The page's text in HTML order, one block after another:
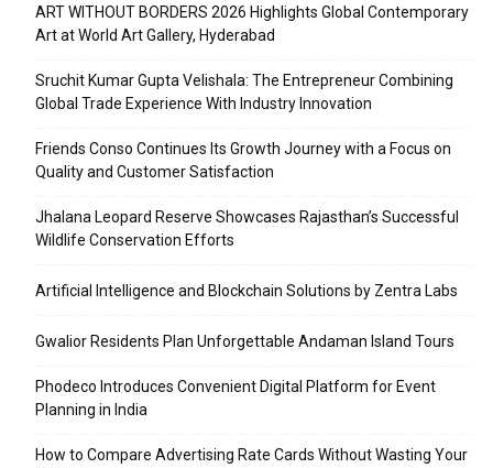
ART WITHOUT BORDERS 2026 Highlights Global Contemporary
Art at World Art Gallery, Hyderabad
Sruchit Kumar Gupta Velishala: The Entrepreneur Combining
Global Trade Experience With Industry Innovation
Friends Conso Continues Its Growth Journey with a Focus on
Quality and Customer Satisfaction
Jhalana Leopard Reserve Showcases Rajasthan’s Successful
Wildlife Conservation Efforts
Artificial Intelligence and Blockchain Solutions by Zentra Labs
Gwalior Residents Plan Unforgettable Andaman Island Tours
Phodeco Introduces Convenient Digital Platform for Event
Planning in India
How to Compare Advertising Rate Cards Without Wasting Your